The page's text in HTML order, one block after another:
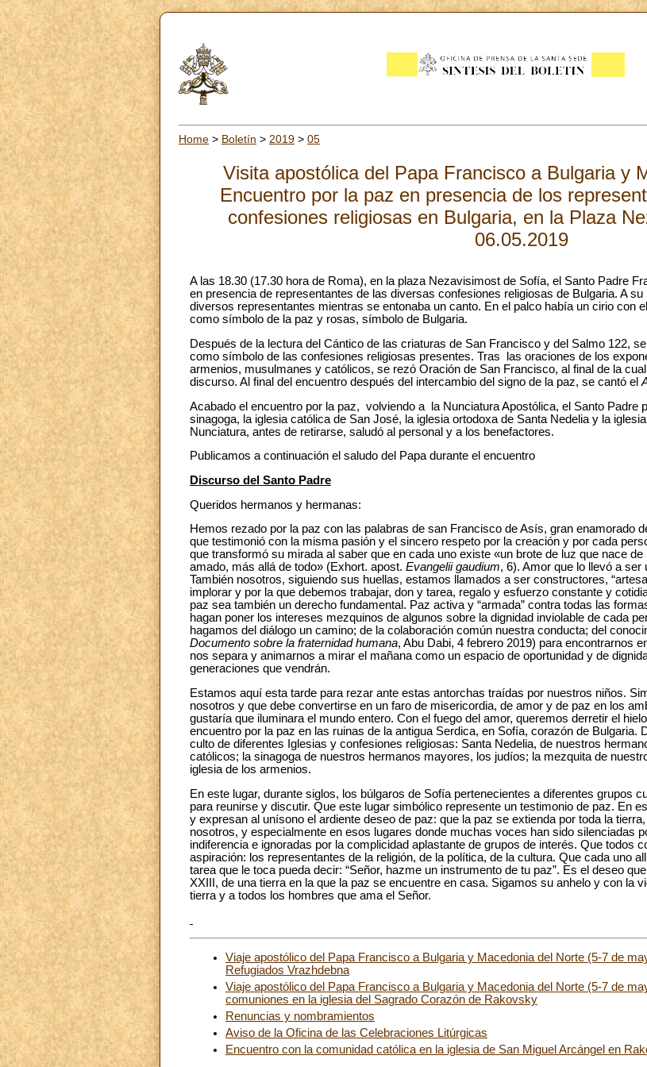
Home > Boletín > 2019 > 05
Visita apostólica del Papa Francisco a Bulgaria y
Encuentro por la paz en presencia de los
confesiones religiosas en Bulgaria, en la Plaza
06.05.2019
A las 18.30 (17.30 hora de Roma), en la plaza Nezavisimost de Sofía, el Santo Padre
en presencia de representantes de las diversas confesiones religiosas de Bulgaria. A
diversos representantes mientras se entonaba un canto. En el palco había un cirio con
como símbolo de la paz y rosas, símbolo de Bulgaria.
Después de la lectura del Cántico de las criaturas de San Francisco y del Salmo 122,
como símbolo de las confesiones religiosas presentes. Tras las oraciones de los
armenios, musulmanes y católicos, se rezó Oración de San Francisco, al final de la
discurso. Al final del encuentro después del intercambio del signo de la paz, se cantó el
Acabado el encuentro por la paz, volviendo a la Nunciatura Apostólica, el Santo Padre
sinagoga, la iglesia católica de San José, la iglesia ortodoxa de Santa Nedelia y la
Nunciatura, antes de retirarse, saludó al personal y a los benefactores.
Publicamos a continuación el saludo del Papa durante el encuentro
Discurso del Santo Padre
Queridos hermanos y hermanas:
Hemos rezado por la paz con las palabras de san Francisco de Asís, gran enamorado
que testimonió con la misma pasión y el sincero respeto por la creación y por cada
que transformó su mirada al saber que en cada uno existe «un brote de luz que nace
amado, más allá de todo» (Exhort. apost. Evangelii gaudium, 6). Amor que lo llevó a ser
También nosotros, siguiendo sus huellas, estamos llamados a ser constructores,
implorar y por la que debemos trabajar, don y tarea, regalo y esfuerzo constante y
paz sea también un derecho fundamental. Paz activa y “armada” contra todas las
hagan poner los intereses mezquinos de algunos sobre la dignidad inviolable de cada
hagamos del diálogo un camino; de la colaboración común nuestra conducta; del
Documento sobre la fraternidad humana, Abu Dabi, 4 febrero 2019) para encontrarnos
nos separa y animarnos a mirar el mañana como un espacio de oportunidad y de
generaciones que vendrán.
Estamos aquí esta tarde para rezar ante estas antorchas traídas por nuestros niños.
nosotros y que debe convertirse en un faro de misericordia, de amor y de paz en los
gustaría que iluminara el mundo entero. Con el fuego del amor, queremos derretir el
encuentro por la paz en las ruinas de la antigua Serdica, en Sofía, corazón de Bulgaria.
culto de diferentes Iglesias y confesiones religiosas: Santa Nedelia, de nuestros
católicos; la sinagoga de nuestros hermanos mayores, los judíos; la mezquita de
iglesia de los armenios.
En este lugar, durante siglos, los búlgaros de Sofía pertenecientes a diferentes grupos
para reunirse y discutir. Que este lugar simbólico represente un testimonio de paz. En
y expresan al unísono el ardiente deseo de paz: que la paz se extienda por toda la
nosotros, y especialmente en esos lugares donde muchas voces han sido silenciadas
indiferencia e ignoradas por la complicidad aplastante de grupos de interés. Que todos
aspiración: los representantes de la religión, de la política, de la cultura. Que cada uno
tarea que le toca pueda decir: “Señor, hazme un instrumento de tu paz”. Es el deseo
XXIII, de una tierra en la que la paz se encuentre en casa. Sigamos su anhelo y con la
tierra y a todos los hombres que ama el Señor.
Viaje apostólico del Papa Francisco a Bulgaria y Macedonia del Norte (5-7 de
Refugiados Vrazhdebna
Viaje apostólico del Papa Francisco a Bulgaria y Macedonia del Norte (5-7 de
comuniones en la iglesia del Sagrado Corazón de Rakovsky
Renuncias y nombramientos
Aviso de la Oficina de las Celebraciones Litúrgicas
Encuentro con la comunidad católica en la iglesia de San Miguel Arcángel en